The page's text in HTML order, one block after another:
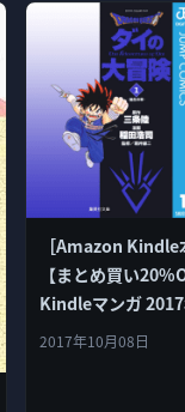
［Amazon Kindle
【まとめ買い
Kindleマンガ
上位タイトル（10/
2017年10月08日